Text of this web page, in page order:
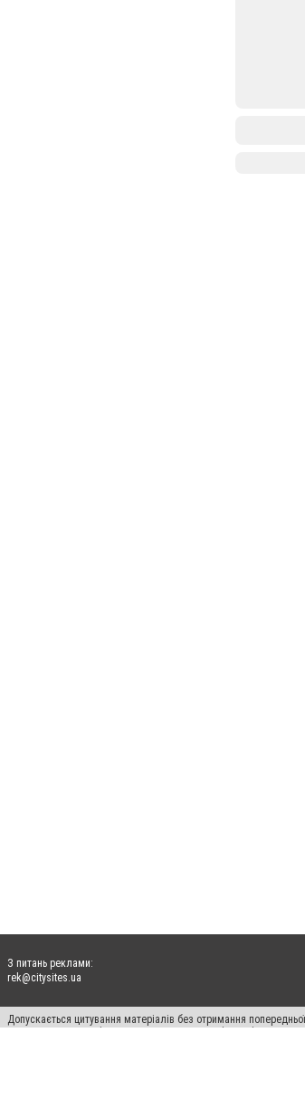
З питань реклами:
rek@citysites.ua
Допускається цитування матеріалів без отримання
пошукових систем гіперпосилання на цитовані статті не